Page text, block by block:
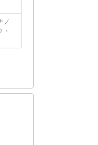
ノ
・